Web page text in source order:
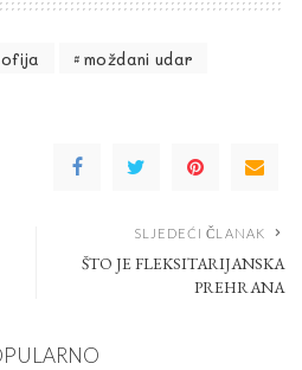
moždani udar
SLJEDEĆI ČLANAK
ŠTO JE FLEKSITARIJANSKA
PREHRANA